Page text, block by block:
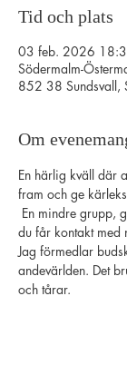
Tid och plats
03 feb. 2026
Södermalm-
852 38 Sundsvall,
Om
En härlig kväll där
fram och ge
du får kontakt med
Jag förmedlar
andevärlden. Det
och tårar.